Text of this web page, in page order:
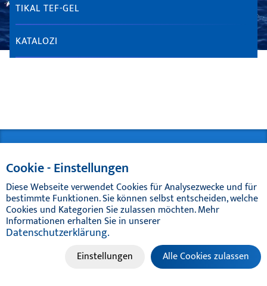
TIKAL TEF-GEL
KATALOZI
Cookie - Einstellungen
Diese Webseite verwendet Cookies für Analysezwecke und für
bestimmte Funktionen. Sie können selbst entscheiden, welche
Cookies und Kategorien Sie zulassen möchten. Mehr
Informationen erhalten Sie in unserer
Datenschutzerklärung.
Einstellungen Alle Cookies zulassen